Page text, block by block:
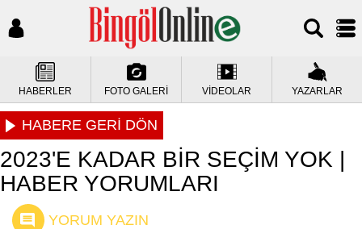
HABERLER FOTO GALERİ VİDEOLAR YAZARLAR
HABERE GERİ DÖN
2023'E KADAR BİR SEÇİM YOK |
HABER YORUMLARI
YORUM YAZIN